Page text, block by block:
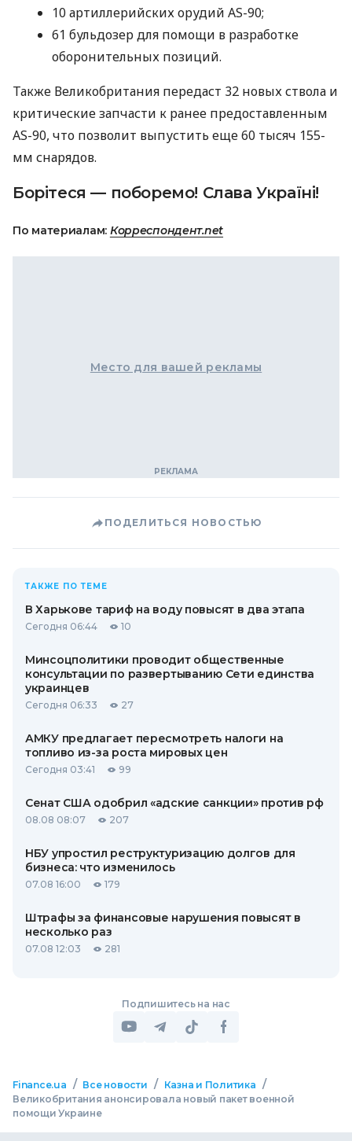
10 артиллерийских орудий AS-90;
61 бульдозер для помощи в разработке
оборонительных позиций.
Также Великобритания передаст 32 новых ствола и
критические запчасти к ранее предоставленным
AS-90, что позволит выпустить еще 60 тысяч 155-
мм снарядов.
Борітеся — поборемо! Слава Україні!
По материалам: Корреспондент.net
Место для вашей рекламы
ПОДЕЛИТЬСЯ НОВОСТЬЮ
ТАКЖЕ ПО ТЕМЕ
В Харькове тариф на воду повысят в два этапа
Сегодня 06:44 10
Минсоцполитики проводит общественные
консультации по развертыванию Сети единства
украинцев
Сегодня 06:33 27
АМКУ предлагает пересмотреть налоги на
топливо из-за роста мировых цен
Сегодня 03:41 99
Сенат США одобрил «адские санкции» против рф
08.08 08:07 207
НБУ упростил реструктуризацию долгов для
бизнеса: что изменилось
07.08 16:00 179
Штрафы за финансовые нарушения повысят в
несколько раз
07.08 12:03 281
Подпишитесь на нас
Finance.ua / Все новости / Казна и Политика /
Великобритания анонсировала новый пакет военной
помощи Украине